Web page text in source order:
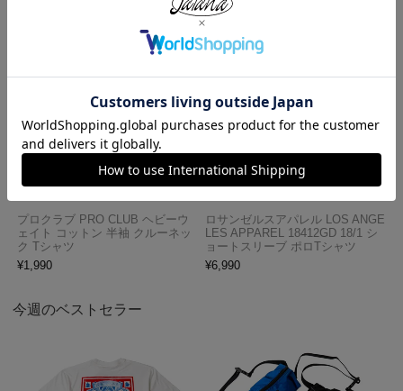
プロクラブ PRO CLUB ヘビーウ
ェイト コットン 半袖 クルーネッ
ク Tシャツ
¥1,990
ロサンゼルスアパレル LOS ANGE
LES APPAREL 18412GD 18/1 シ
ョートスリーブ ポロTシャツ
¥6,990
今週のベストセラー